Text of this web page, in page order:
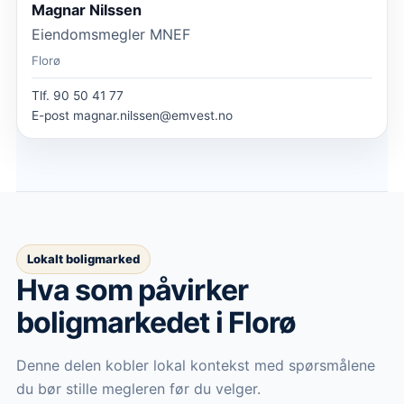
Magnar Nilssen
Eiendomsmegler MNEF
Florø
Tlf. 90 50 41 77
E-post magnar.nilssen@emvest.no
Lokalt boligmarked
Hva som påvirker
boligmarkedeti Florø
Denne delen kobler lokal kontekst med spørsmålene
du bør stille megleren før du velger.